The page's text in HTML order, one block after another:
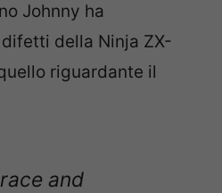
Johnny ha
della Ninja ZX-
riguardante il
and